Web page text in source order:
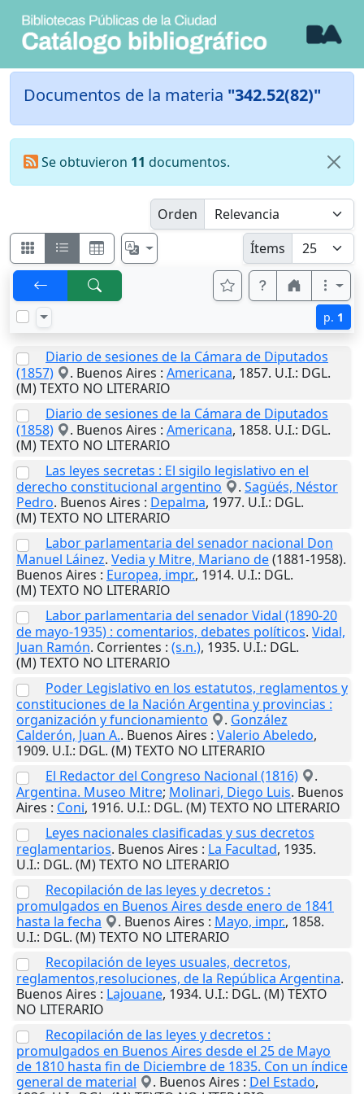
Documentos de la materia "342.52(82)"
Se obtuvieron 11 documentos.
Orden
Ítems
p. 1
Diario de sesiones de la Cámara de Diputados
(1857)
. Buenos Aires : Americana, 1857. U.I.: DGL.
(M) TEXTO NO LITERARIO
Diario de sesiones de la Cámara de Diputados
(1858)
. Buenos Aires : Americana, 1858. U.I.: DGL.
(M) TEXTO NO LITERARIO
Las leyes secretas : El sigilo legislativo en el
derecho constitucional argentino
. Sagüés, Néstor
Pedro. Buenos Aires : Depalma, 1977. U.I.: DGL.
(M) TEXTO NO LITERARIO
Labor parlamentaria del senador nacional Don
Manuel Láinez. Vedia y Mitre, Mariano de(1881-1958).
Buenos Aires : Europea, impr., 1914. U.I.: DGL.
(M) TEXTO NO LITERARIO
Labor parlamentaria del senador Vidal (1890-20
de mayo-1935) : comentarios, debates políticos. Vidal,
Juan Ramón. Corrientes : (s.n.), 1935. U.I.: DGL.
(M) TEXTO NO LITERARIO
Poder Legislativo en los estatutos, reglamentos y
constituciones de la Nación Argentina y provincias :
organización y funcionamiento
. González
Calderón, Juan A.. Buenos Aires : Valerio Abeledo,
1909. U.I.: DGL. (M) TEXTO NO LITERARIO
El Redactor del Congreso Nacional (1816)
.
Argentina. Museo Mitre; Molinari, Diego Luis. Buenos
Aires : Coni, 1916. U.I.: DGL. (M) TEXTO NO LITERARIO
Leyes nacionales clasificadas y sus decretos
reglamentarios. Buenos Aires : La Facultad, 1935.
U.I.: DGL. (M) TEXTO NO LITERARIO
Recopilación de las leyes y decretos :
promulgados en Buenos Aires desde enero de 1841
hasta la fecha
. Buenos Aires : Mayo, impr., 1858.
U.I.: DGL. (M) TEXTO NO LITERARIO
Recopilación de leyes usuales, decretos,
reglamentos,resoluciones, de la República Argentina.
Buenos Aires : Lajouane, 1934. U.I.: DGL. (M) TEXTO
NO LITERARIO
Recopilación de las leyes y decretos :
promulgados en Buenos Aires desde el 25 de Mayo
de 1810 hasta fin de Diciembre de 1835. Con un índice
general de material
. Buenos Aires : Del Estado,